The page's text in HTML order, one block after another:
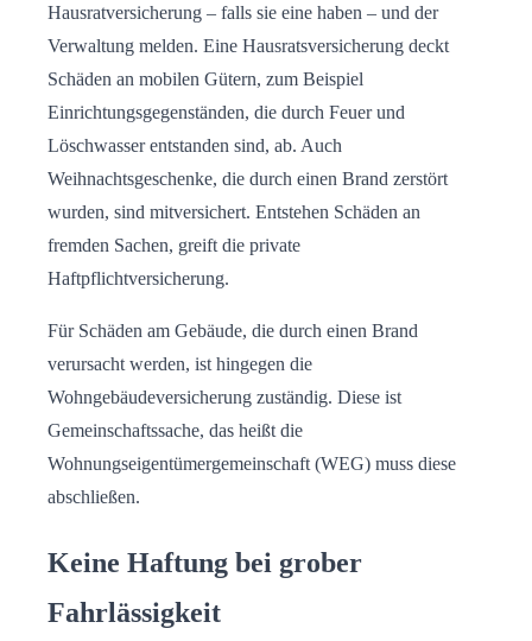
Hausratversicherung – falls sie eine haben – und der
Verwaltung melden. Eine Hausratsversicherung deckt
Schäden an mobilen Gütern, zum Beispiel
Einrichtungsgegenständen, die durch Feuer und
Löschwasser entstanden sind, ab. Auch
Weihnachtsgeschenke, die durch einen Brand zerstört
wurden, sind mitversichert. Entstehen Schäden an
fremden Sachen, greift die private
Haftpflichtversicherung.
Für Schäden am Gebäude, die durch einen Brand
verursacht werden, ist hingegen die
Wohngebäudeversicherung zuständig. Diese ist
Gemeinschaftssache, das heißt die
Wohnungseigentümergemeinschaft (WEG) muss diese
abschließen.
Keine Haftung bei grober
Fahrlässigkeit